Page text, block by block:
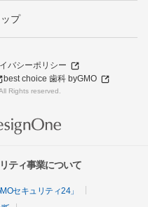
プ
バシーポリシー
best choice 歯科 byGMO
Rights reserved.
ティ事業について
セキュリティ24」